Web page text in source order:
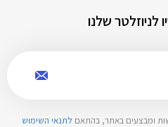
לניוזלטר שלנו
ומבצעים באתר, בהתאם לתנאי השימוש